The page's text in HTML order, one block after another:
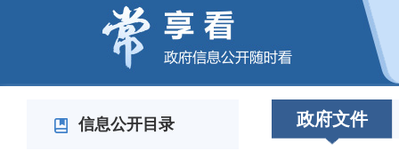
信息公开目录 政府文件